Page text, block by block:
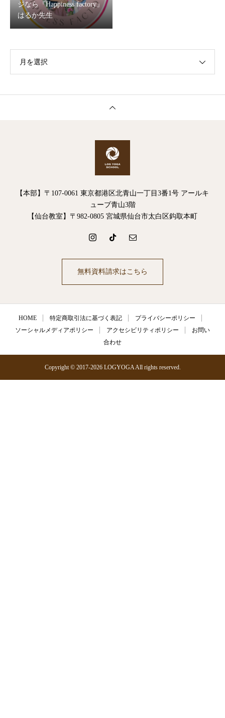
ジなら『Happiness factory』
はるか先生
月を選択
【本部】〒107-0061 東京都港区北青山一丁目3番1号 アールキ
ューブ青山3階
【仙台教室】〒982-0805 宮城県仙台市太白区鈎取本町
無料資料請求はこちら
HOME 特定商取引法に基づく表記
プライバシーポリシー
ソーシャルメディアポリシー
アクセシビリティポリシー
お問い
合わせ
Copyright © 2017-2026 LOGYOGA All rights reserved.